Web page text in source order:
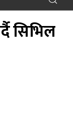
सिभिल